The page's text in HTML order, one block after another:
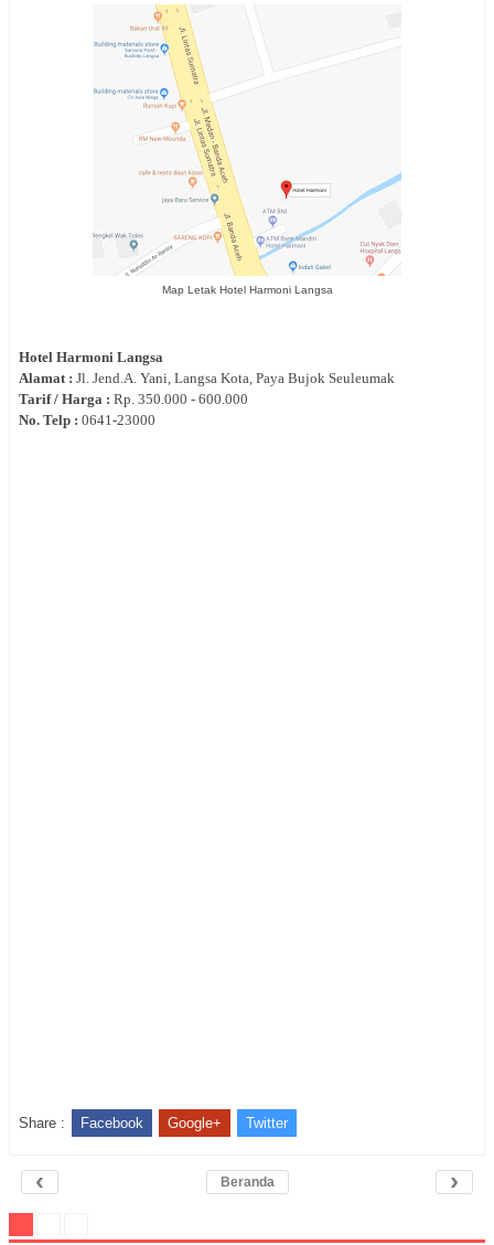
Map Letak Hotel Harmoni Langsa
Hotel Harmoni Langsa
Alamat : Jl. Jend.A. Yani, Langsa Kota, Paya Bujok Seuleumak
Tarif / Harga : Rp. 350.000 - 600.000
No. Telp : 0641-23000
Share : Facebook Google+ Twitter
‹ ›
Beranda